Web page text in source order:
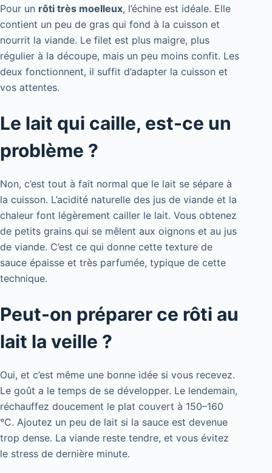
Pour un rôti très moelleux, l’échine est idéale. Elle
contient un peu de gras qui fond à la cuisson et
nourrit la viande. Le filet est plus maigre, plus
régulier à la découpe, mais un peu moins confit. Les
deux fonctionnent, il suffit d’adapter la cuisson et
vos attentes.
Le lait qui caille, est-ce un
problème ?
Non, c’est tout à fait normal que le lait se sépare à
la cuisson. L’acidité naturelle des jus de viande et la
chaleur font légèrement cailler le lait. Vous obtenez
de petits grains qui se mêlent aux oignons et au jus
de viande. C’est ce qui donne cette texture de
sauce épaisse et très parfumée, typique de cette
technique.
Peut-on préparer ce rôti au
lait la veille ?
Oui, et c’est même une bonne idée si vous recevez.
Le goût a le temps de se développer. Le lendemain,
réchauffez doucement le plat couvert à 150–160
°C. Ajoutez un peu de lait si la sauce est devenue
trop dense. La viande reste tendre, et vous évitez
le stress de dernière minute.